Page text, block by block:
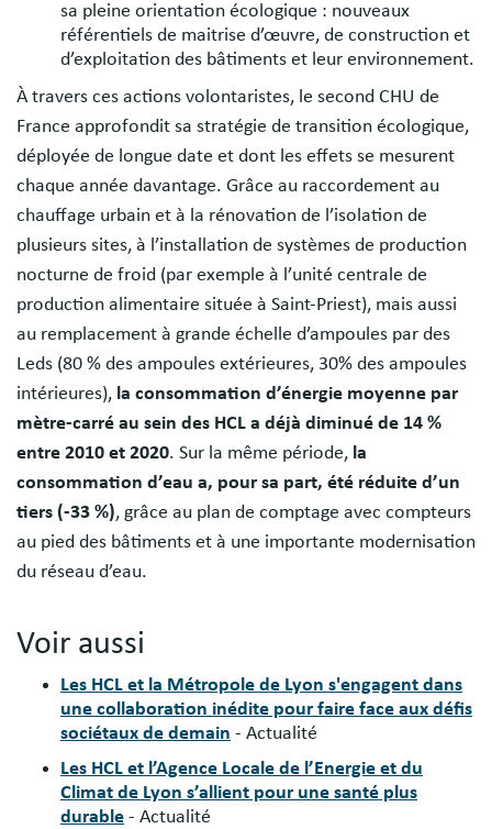
sa pleine orientation écologique : nouveaux
référentiels de maitrise d’œuvre, de construction et
d’exploitation des bâtiments et leur environnement.
À travers ces actions volontaristes, le second CHU de
France approfondit sa stratégie de transition écologique,
déployée de longue date et dont les effets se mesurent
chaque année davantage. Grâce au raccordement au
chauffage urbain et à la rénovation de l’isolation de
plusieurs sites, à l’installation de systèmes de production
nocturne de froid (par exemple à l’unité centrale de
production alimentaire située à Saint-Priest), mais aussi
au remplacement à grande échelle d’ampoules par des
Leds (80 % des ampoules extérieures, 30% des ampoules
intérieures), la consommation d’énergie moyenne par
mètre-carré au sein des HCL a déjà diminué de 14 %
entre 2010 et 2020. Sur la même période, la
consommation d’eau a, pour sa part, été réduite d’un
tiers (-33 %), grâce au plan de comptage avec compteurs
au pied des bâtiments et à une importante modernisation
du réseau d’eau.
Voir aussi
Les HCL et la Métropole de Lyon s'engagent dans
une collaboration inédite pour faire face aux défis
sociétaux de demain - Actualité
Les HCL et l’Agence Locale de l’Energie et du
Climat de Lyon s’allient pour une santé plus
durable - Actualité